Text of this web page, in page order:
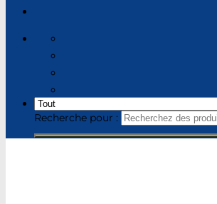
Recherche pour :